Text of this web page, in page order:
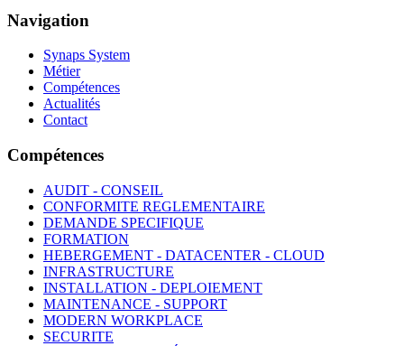
Navigation
Synaps System
Métier
Compétences
Actualités
Contact
Compétences
AUDIT - CONSEIL
CONFORMITE REGLEMENTAIRE
DEMANDE SPECIFIQUE
FORMATION
HEBERGEMENT - DATACENTER - CLOUD
INFRASTRUCTURE
INSTALLATION - DEPLOIEMENT
MAINTENANCE - SUPPORT
MODERN WORKPLACE
SECURITE